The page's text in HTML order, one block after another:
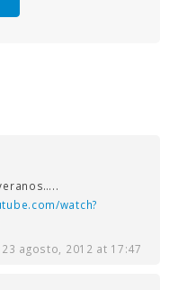
watch?
23 agosto, 2012 at 17:47